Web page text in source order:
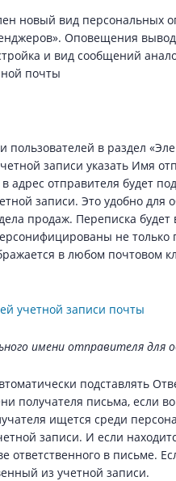
новый вид персональных
Оповещения
и вид сообщений
почты
пользователей в раздел
записи указать Имя
адрес отправителя будет
записи. Это удобно для
продаж. Переписка будет
не
в любом почтовом
имени отправителя для
подставлять
получателя письма, если
ищется среди
записи. И если
ответственного в письме.
из учетной записи.